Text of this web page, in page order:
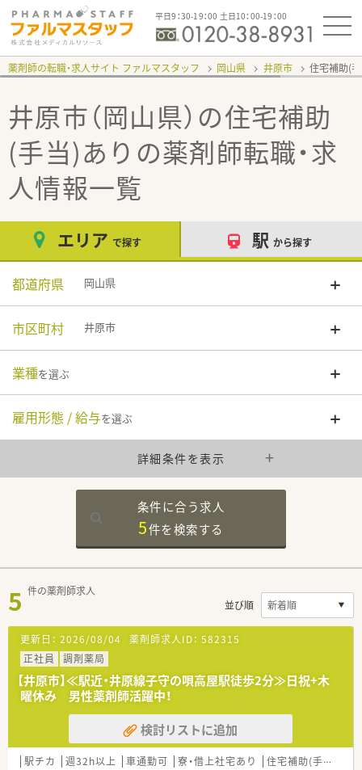
平日9：30-19：00 土日10：00-19：00
薬剤師の転職・求人サイト ファルマスタッフ 岡山県 井原市 住宅補助(
井原市（岡山県）の住宅補助
(手当)あり の薬剤師転職・求
人情報一覧
エリア で探す 駅 から探す
都道府県 岡山県
市区町村 井原市
業種を選ぶ
雇用形態 / 給与を選ぶ
詳細条件を表示
条件に合う求人
5件を検索する
5 件の薬剤師求人
並び順
更新日： 2026/08/04 薬剤師求人ID： 582315
正社員
調剤薬局
【井原市】≪駅近・井原線子守の唄高屋駅徒歩2分≫日祝+木
曜休み 男性薬剤師活躍中！
検討リストに追加
駅チカ 週32h以上 車通勤可 寮・借上社宅あり 住宅補助(手当)あり